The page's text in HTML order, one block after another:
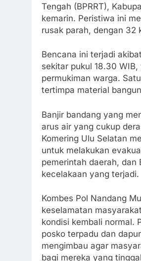
Tengah (BPRRT),
kemarin. Peristiwa ini
rusak parah, dengan 32
Bencana ini terjadi
sekitar pukul 18.30
permukiman warga.
tertimpa material
Banjir bandang yang
arus air yang cukup
Komering Ulu Selatan
untuk melakukan
pemerintah daerah, dan
kecelakaan yang terjadi.
Kombes Pol Nandang
keselamatan
kondisi kembali normal.
posko terpadu dan
mengimbau agar
bagi mereka yang